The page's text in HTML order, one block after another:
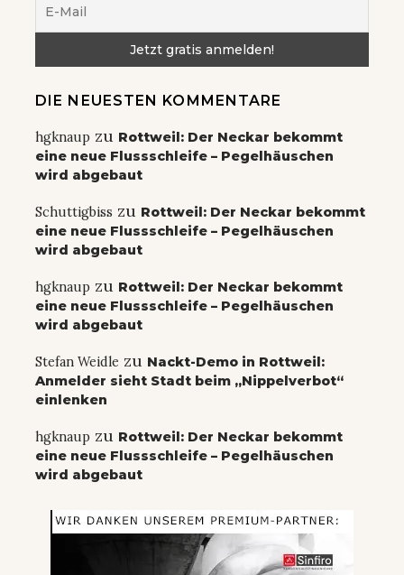
DIE NEUESTEN KOMMENTARE
hgknaup zu Rottweil: Der Neckar bekommt
eine neue Flussschleife – Pegelhäuschen
wird abgebaut
Schuttigbiss zu Rottweil: Der Neckar bekommt
eine neue Flussschleife – Pegelhäuschen
wird abgebaut
hgknaup zu Rottweil: Der Neckar bekommt
eine neue Flussschleife – Pegelhäuschen
wird abgebaut
Stefan Weidle zu Nackt-Demo in Rottweil:
Anmelder sieht Stadt beim „Nippelverbot“
einlenken
hgknaup zu Rottweil: Der Neckar bekommt
eine neue Flussschleife – Pegelhäuschen
wird abgebaut